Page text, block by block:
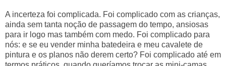
A incerteza foi complicada. Foi complicado com as crianças,
ainda sem tanta noção de passagem do tempo, ansiosas
para ir logo mas também com medo. Foi complicado para
nós: e se eu vender minha batedeira e meu cavalete de
pintura e os planos não derem certo? Foi complicado até em